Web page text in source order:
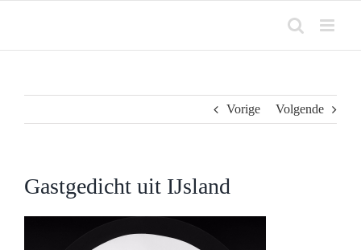
Vorige Volgende
Gastgedicht uit IJsland